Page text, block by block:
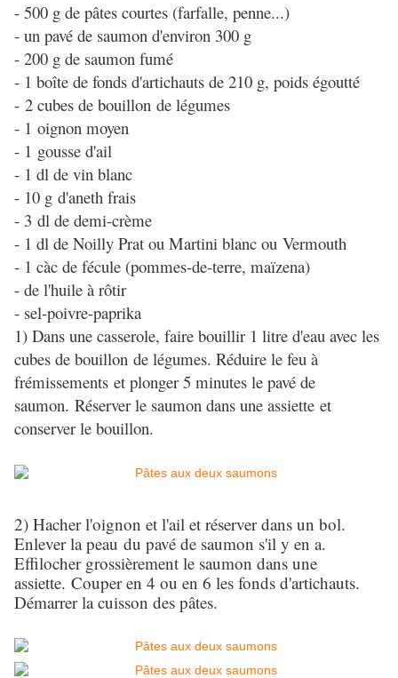
- 500 g de pâtes courtes (farfalle, penne...)
- un pavé de saumon d'environ 300 g
- 200 g de saumon fumé
- 1 boîte de fonds d'artichauts de 210 g, poids égoutté
- 2 cubes de bouillon de légumes
- 1 oignon moyen
- 1 gousse d'ail
- 1 dl de vin blanc
- 10 g d'aneth frais
- 3 dl de demi-crème
- 1 dl de Noilly Prat ou Martini blanc ou Vermouth
- 1 càc de fécule (pommes-de-terre, maïzena)
- de l'huile à rôtir
- sel-poivre-paprika
1) Dans une casserole, faire bouillir 1 litre d'eau avec les
cubes de bouillon de légumes. Réduire le feu à
frémissements et plonger 5 minutes le pavé de
saumon. Réserver le saumon dans une assiette et
conserver le bouillon.
2) Hacher l'oignon et l'ail et réserver dans un bol.
Enlever la peau du pavé de saumon s'il y en a.
Effilocher grossièrement le saumon dans une
assiette. Couper en 4 ou en 6 les fonds d'artichauts.
Démarrer la cuisson des pâtes.